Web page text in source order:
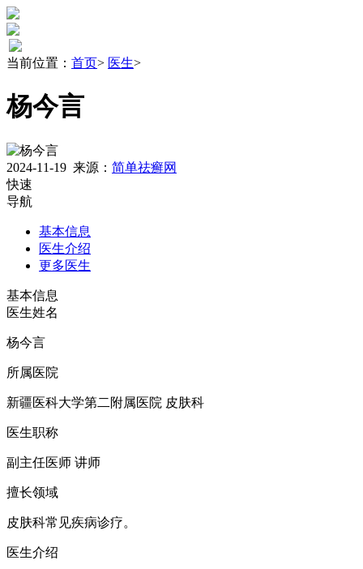
当前位置： 首页> 医生>
杨今言
2024-11-19 来源： 简单祛癣网
快速
导航
基本信息
医生介绍
更多医生
基本信息
医生姓名
杨今言
所属医院
新疆医科大学第二附属医院 皮肤科
医生职称
副主任医师 讲师
擅长领域
皮肤科常见疾病诊疗。
医生介绍